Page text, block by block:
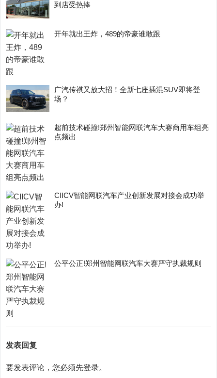
到店受热捧
开年就出王炸，489的帝豪谁敢跟
广汽传祺又放大招！全新七座插混SUV即将登
场？
超前技术碰撞!郑州智能网联汽车大赛商用车组亮
点频出
CIICV智能网联汽车产业创新发展对接会成功举
办!
公平公正!郑州智能网联汽车大赛严守执裁规则
发表回复
要发表评论，您必须先登录。